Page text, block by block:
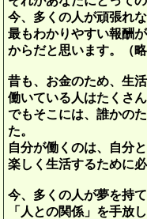
今、多くの人が頑張れ
最もわかりやすい報酬
からだと思います。（
昔も、お金のため、生
働いている人はたくさ
でもそこには、誰かの
た。
自分が働くのは、自分
楽しく生活するために
今、多くの人が夢を持
「人との関係」を手放